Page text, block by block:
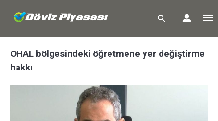
OHAL bölgesindeki öğretmene yer değiştirme
hakkı